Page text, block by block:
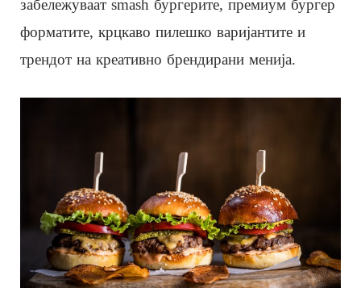
забележуваат smash бургерите, премиум бургер
форматите, крцкаво пилешко варијантите и
трендот на креативно брендирани менија.